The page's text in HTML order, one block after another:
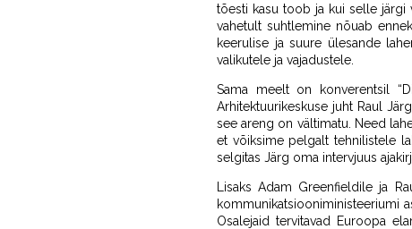
tõesti kasu toob ja kui selle järgi
vahetult suhtlemine nõuab
keerulise ja suure ülesande
valikutele ja vajadustele.
Sama meelt on konverentsil
Arhitektuurikeskuse juht Raul
see areng on vältimatu. Need
et võiksime pelgalt tehnilistele
selgitas Järg oma intervjuus
Lisaks Adam Greenfieldile ja
kommunikatsiooniministeeriumi
Osalejaid tervitavad Euroopa